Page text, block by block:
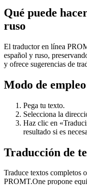
Qué puede
ruso
El traductor en línea
español y ruso,
y ofrece sugerencias de
Modo de
Pega tu texto.
Selecciona la
Haz clic en
resultado si es
Traducción de
Traduce textos completos
PROMT.One propone